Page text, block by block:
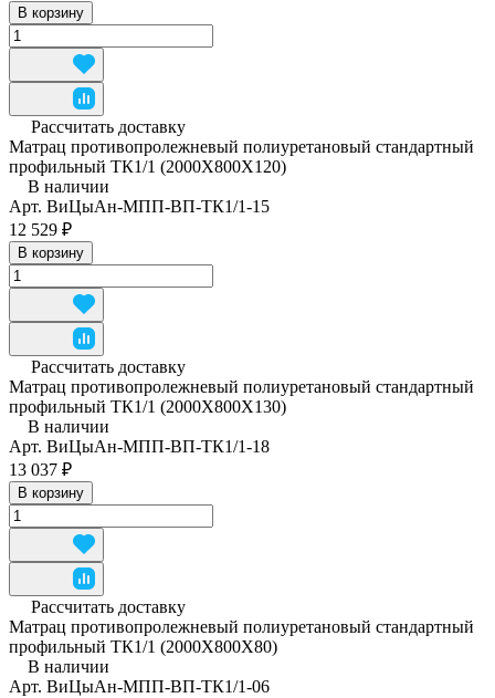
В корзину
Рассчитать доставку
Матрац противопролежневый полиуретановый стандартный
профильный ТК1/1 (2000Х800Х120)
В наличии
Арт. ВиЦыАн-МПП-ВП-ТК1/1-15
12 529 ₽
В корзину
Рассчитать доставку
Матрац противопролежневый полиуретановый стандартный
профильный ТК1/1 (2000Х800Х130)
В наличии
Арт. ВиЦыАн-МПП-ВП-ТК1/1-18
13 037 ₽
В корзину
Рассчитать доставку
Матрац противопролежневый полиуретановый стандартный
профильный ТК1/1 (2000Х800Х80)
В наличии
Арт. ВиЦыАн-МПП-ВП-ТК1/1-06